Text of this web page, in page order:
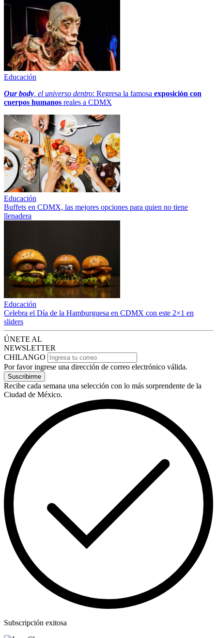
Educación
Our body , el universo dentro: Regresa la famosa exposición con
cuerpos humanos reales a CDMX
Educación
Buffets en CDMX, las mejores opciones para quien no tiene
llenadera
Educación
Celebra el Día de la Hamburguesa en CDMX con este 2×1 en
sliders
ÚNETE AL
NEWSLETTER
CHILANGO
Por favor ingrese una dirección de correo electrónico válida.
Suscribirme
Recibe cada semana una selección con lo más sorprendente de la
Ciudad de México.
Subscripción exitosa